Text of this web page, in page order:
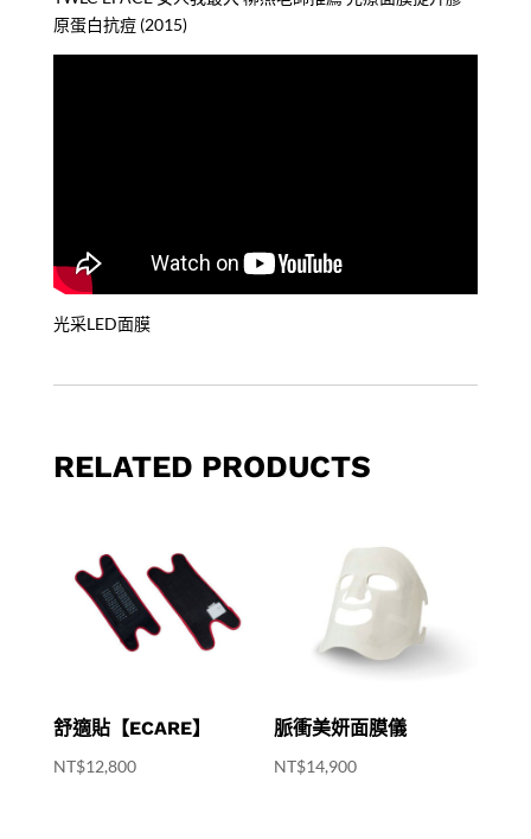
原蛋白抗痘 (2015)
光采LED面膜
RELATED PRODUCTS
舒適貼【ECARE】
NT$12,800
脈衝美妍面膜儀
NT$14,900